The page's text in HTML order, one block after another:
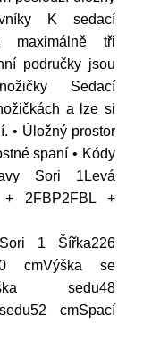
K sedací
maximálně tři
područky jsou
Sedací
a lze si
• Úložný prostor
spaní • Kódy
Sori 1Levá
+ 2FBP2FBL +
1 Šířka226
cmVýška se
sedu48
cmSpací